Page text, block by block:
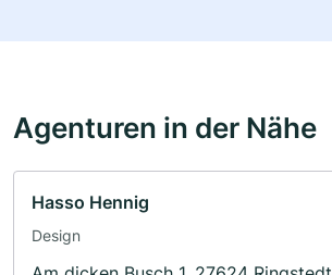
Agenturen in der Nähe
Hasso Hennig
Design